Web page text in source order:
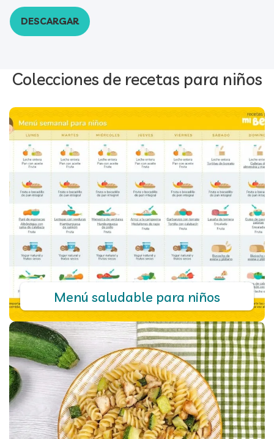
DESCARGAR
Colecciones de recetas para niños
Menú saludable para niños